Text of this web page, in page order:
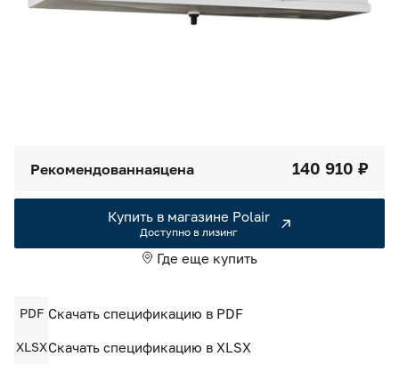
Рекомендованнаяцена 140 910 ₽
Купить в магазине Polair
Доступно в лизинг
Где еще купить
PDF Скачать спецификацию в PDF
XLSXСкачать спецификацию в XLSX
Камеры холодильные
Решения для Вашего Dark Store